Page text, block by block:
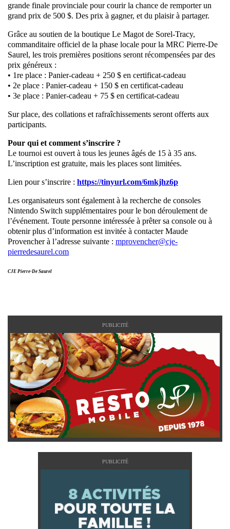
grande finale provinciale pour courir la chance de remporter un
grand prix de 500 $. Des prix à gagner, et du plaisir à partager.
Grâce au soutien de la boutique Le Magot de Sorel-Tracy,
commanditaire officiel de la phase locale pour la MRC Pierre-De
Saurel, les trois premières positions seront récompensées par des
prix généreux :
• 1re place : Panier-cadeau + 250 $ en certificat-cadeau
• 2e place : Panier-cadeau + 150 $ en certificat-cadeau
• 3e place : Panier-cadeau + 75 $ en certificat-cadeau
Sur place, des collations et rafraîchissements seront offerts aux
participants.
Pour qui et comment s’inscrire ?
Le tournoi est ouvert à tous les jeunes âgés de 15 à 35 ans.
L’inscription est gratuite, mais les places sont limitées.
Lien pour s’inscrire : https://tinyurl.com/6mkjhz6p
Les organisateurs sont également à la recherche de consoles
Nintendo Switch supplémentaires pour le bon déroulement de
l’événement. Toute personne intéressée à prêter sa console ou à
obtenir plus d’information est invitée à contacter Maude
Provencher à l’adresse suivante : mprovencher@cje-
pierredesaurel.com
CJE Pierre-De Saurel
PUBLICITÉ
PUBLICITÉ